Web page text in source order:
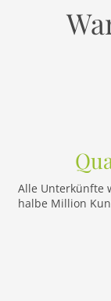
Alle Unterkünfte
halbe Million